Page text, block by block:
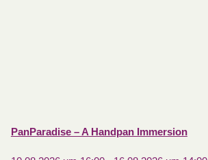
PanParadise – A Handpan Immersion